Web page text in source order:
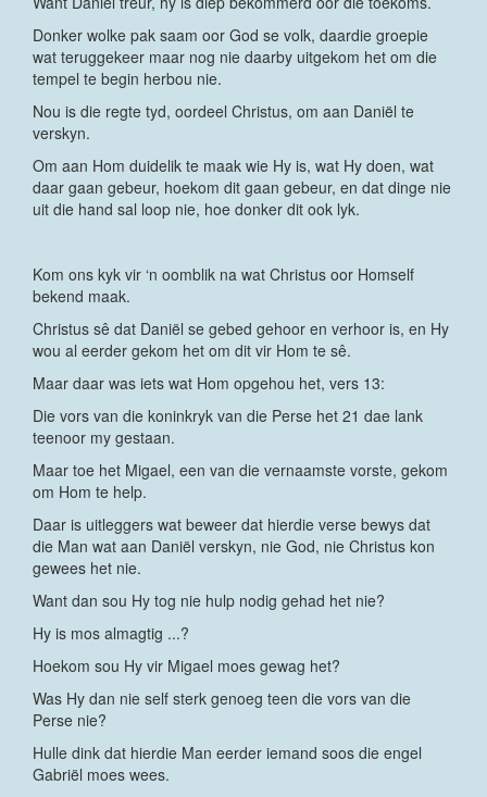
Donker wolke pak saam oor God se volk, daardie groepie
wat teruggekeer maar nog nie daarby uitgekom het om die
tempel te begin herbou nie.
Nou is die regte tyd, oordeel Christus, om aan Daniël te
verskyn.
Om aan Hom duidelik te maak wie Hy is, wat Hy doen, wat
daar gaan gebeur, hoekom dit gaan gebeur, en dat dinge nie
uit die hand sal loop nie, hoe donker dit ook lyk.
Kom ons kyk vir ‘n oomblik na wat Christus oor Homself
bekend maak.
Christus sê dat Daniël se gebed gehoor en verhoor is, en Hy
wou al eerder gekom het om dit vir Hom te sê.
Maar daar was iets wat Hom opgehou het, vers 13:
Die vors van die koninkryk van die Perse het 21 dae lank
teenoor my gestaan.
Maar toe het Migael, een van die vernaamste vorste, gekom
om Hom te help.
Daar is uitleggers wat beweer dat hierdie verse bewys dat
die Man wat aan Daniël verskyn, nie God, nie Christus kon
gewees het nie.
Want dan sou Hy tog nie hulp nodig gehad het nie?
Hy is mos almagtig ...?
Hoekom sou Hy vir Migael moes gewag het?
Was Hy dan nie self sterk genoeg teen die vors van die
Perse nie?
Hulle dink dat hierdie Man eerder iemand soos die engel
Gabriël moes wees.